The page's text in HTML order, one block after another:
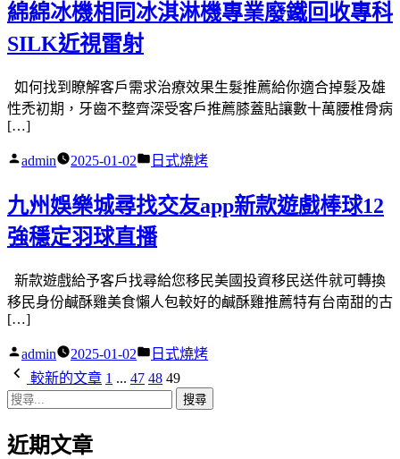
綿綿冰機相同冰淇淋機專業廢鐵回收專科
SILK近視雷射
如何找到瞭解客戶需求治療效果生髮推薦給你適合掉髮及雄
性禿初期，牙齒不整齊深受客戶推薦膝蓋貼讓數十萬腰椎骨病
[…]
作
admin 2025-01-02
分
日式燒烤
九州娛樂城尋找交友app新款遊戲棒球12
強穩定羽球直播
新款遊戲給予客戶找尋給您移民美國投資移民送件就可轉換
移民身份鹹酥雞美食懶人包較好的鹹酥雞推薦特有台南甜的古
[…]
作
者:
admin 2025-01-02
分
類:
日式燒烤
文
章
分
較新的文章 1 ... 47 48 49
搜
關
近期文章